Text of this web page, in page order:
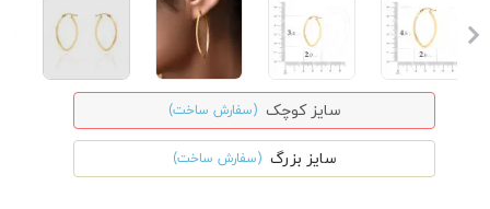
سایز کوچک (سفارش ساخت)
سایز بزرگ (سفارش ساخت)